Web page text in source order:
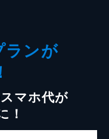
ランが
マホ代が
！